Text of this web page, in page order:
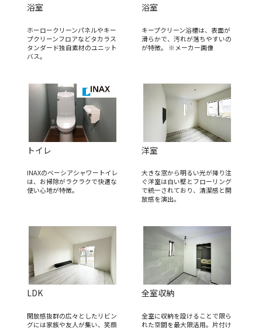
浴室
ホーロークリーンパネルやキー
プクリーンフロアなどタカラス
タンダード独自素材のユニット
バス。
浴室
キープクリーン浴槽は、表面が
滑らかで、汚れが落ちやすいの
が特徴。 ※メーカー画像
トイレ
INAXのベーシアシャワートイレ
は、お掃除がラクラクで快適な
使い心地が特徴。
洋室
大きな窓から明るい光が降り注
ぐ洋室は白い壁とフローリング
で統一されており、清潔感と開
放感を演出。
LDK
開放感抜群の広々としたリビン
グには家族や友人が集い、笑顔
全室収納
全室に収納を設けることで限ら
れた空間を最大限活用。片付け